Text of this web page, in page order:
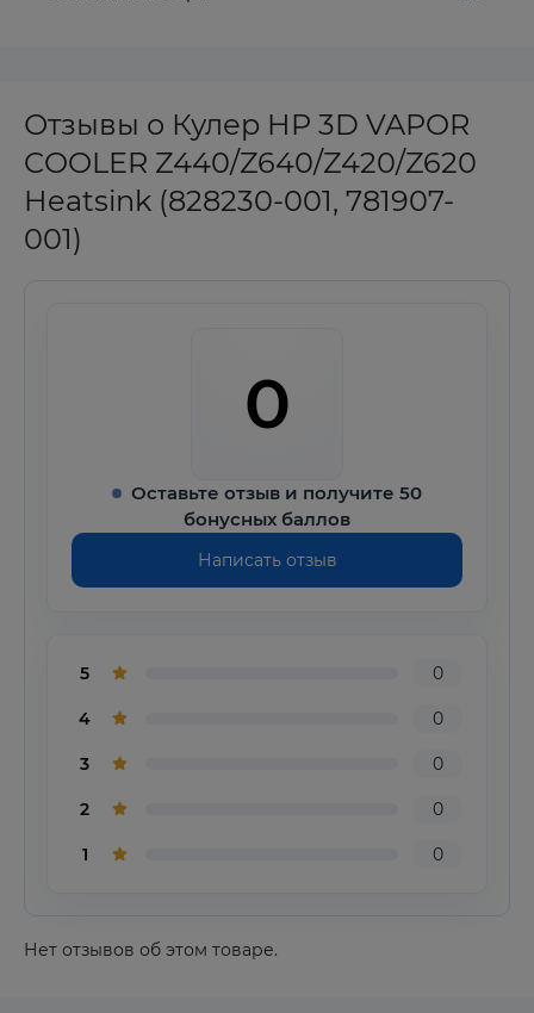
Отзывы о Кулер HP 3D VAPOR
COOLER Z440/Z640/Z420/Z620
Heatsink (828230-001, 781907-
001)
0
Оставьте отзыв и получите 50
бонусных баллов
Написать отзыв
5 0
4 0
3 0
2 0
1 0
Нет отзывов об этом товаре.